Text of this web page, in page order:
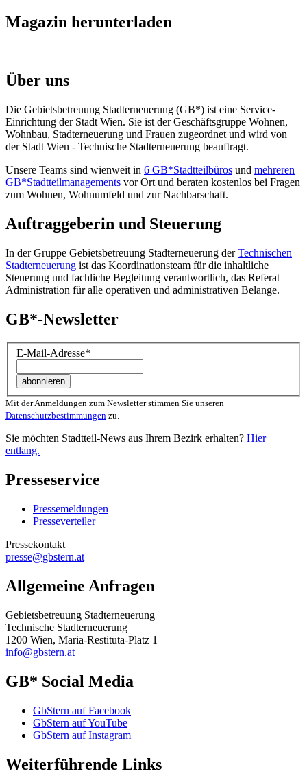
Magazin herunterladen
Über uns
Die Gebietsbetreuung Stadterneuerung (GB*) ist eine Service-
Einrichtung der Stadt Wien. Sie ist der Geschäfts­gruppe Wohnen,
Wohnbau, Stadt­erneuerung und Frauen zugeordnet und wird von
der Stadt Wien - Technische Stadterneuerung beauftragt.
Unsere Teams sind wienweit in 6 GB*Stadtteilbüros und mehreren
GB*Stadtteilmanagements vor Ort und beraten kostenlos bei Fragen
zum Wohnen, Wohnumfeld und zur Nachbarschaft.
Auftraggeberin und Steuerung
In der Gruppe Gebietsbetreuung Stadterneuerung derTechnischen
Stadterneuerung ist das Koordinationsteam für die inhaltliche
Steuerung und fachliche Begleitung verantwortlich, das Referat
Administration für alle operativen und administrativen Belange.
GB*-Newsletter
E-Mail-Adresse*
Mit der Anmeldungen zum Newsletter stimmen Sie unseren
Datenschutzbestimmungen zu.
Sie möchten Stadtteil-News aus Ihrem Bezirk erhalten? Hier
entlang.
Presseservice
Pressemeldungen
Presseverteiler
Pressekontakt
presse@gbstern.at
Allgemeine Anfragen
Gebietsbetreuung Stadterneuerung
Technische Stadterneuerung
1200 Wien, Maria-Restituta-Platz 1
info@gbstern.at
GB* Social Media
GbStern auf Facebook
GbStern auf YouTube
GbStern auf Instagram
Weiterführende Links